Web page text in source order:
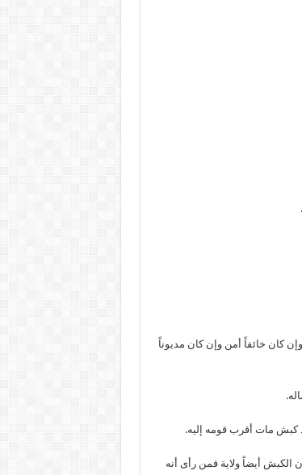
كان خائفاً أمن وإن كان مديوناً
كبش مات أقرب قومه إليه.
أيضاً ولاية فمن رأى أنه